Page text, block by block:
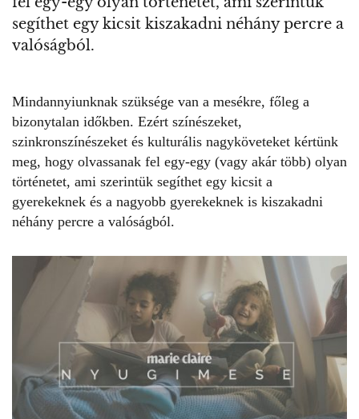
segíthet egy kicsit kiszakadni néhány percre a
valóságból.
Mindannyiunknak szüksége van a mesékre, főleg a
bizonytalan időkben. Ezért színészeket,
szinkronszínészeket és kulturális nagyköveteket kértünk
meg, hogy olvassanak fel egy-egy (vagy akár több) olyan
történetet, ami szerintük segíthet egy kicsit a
gyerekeknek és a nagyobb gyerekeknek is kiszakadni
néhány percre a valóságból.